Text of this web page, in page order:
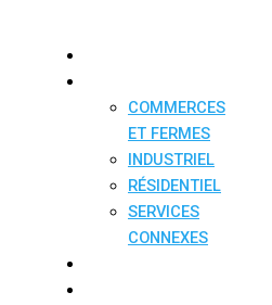
COMMERCES
ET FERMES
INDUSTRIEL
RÉSIDENTIEL
SERVICES
CONNEXES